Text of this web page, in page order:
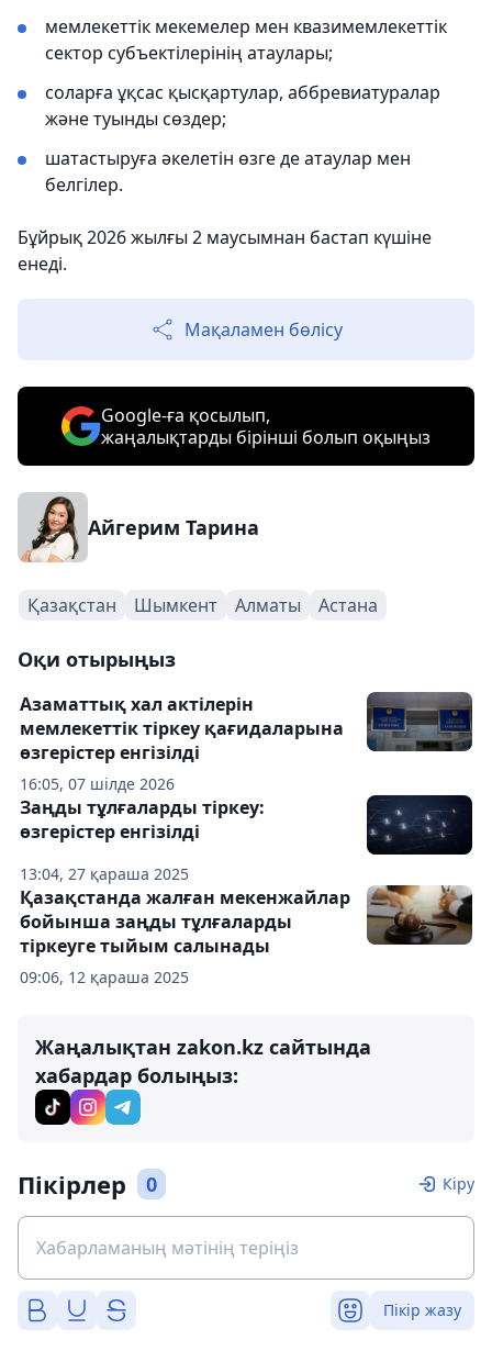
мемлекеттік мекемелер мен квазимемлекеттік
сектор субъектілерінің атаулары;
соларға ұқсас қысқартулар, аббревиатуралар
және туынды сөздер;
шатастыруға әкелетін өзге де атаулар мен
белгілер.
Бұйрық 2026 жылғы 2 маусымнан бастап күшіне
енеді.
Мақаламен бөлісу
Google-ға қосылып,
жаңалықтарды бірінші болып оқыңыз
Айгерим Тарина
Қазақстан Шымкент Алматы Астана
Оқи отырыңыз
16:05, 07 шілде 2026
Азаматтық хал актілерін
мемлекеттік тіркеу қағидаларына
өзгерістер енгізілді
13:04, 27 қараша 2025
Заңды тұлғаларды тіркеу:
өзгерістер енгізілді
09:06, 12 қараша 2025
Қазақстанда жалған мекенжайлар
бойынша заңды тұлғаларды
тіркеуге тыйым салынады
Жаңалықтан zakon.kz сайтында
хабардар болыңыз:
Пікірлер 0 Кіру
Пікір жазу